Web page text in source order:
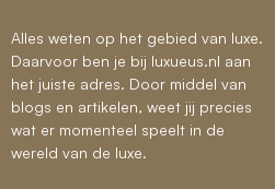
Alles weten op het gebied van luxe.
Daarvoor ben je bij luxueus.nl aan
het juiste adres. Door middel van
blogs en artikelen, weet jij precies
wat er momenteel speelt in de
wereld van de luxe.